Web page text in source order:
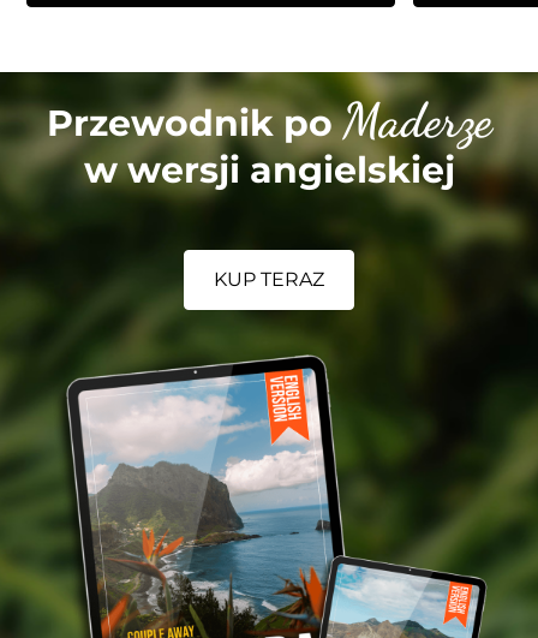
Przewodnik poMaderze
w wersji angielskiej
KUP TERAZ